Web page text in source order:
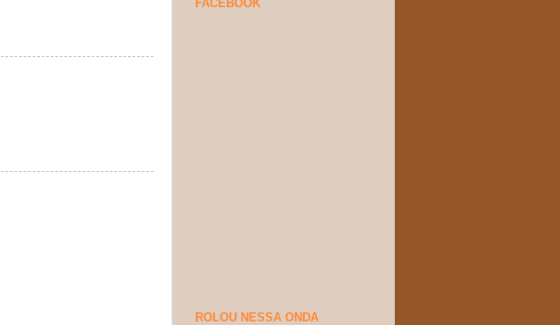
FACEBOOK
ROLOU NESSA ONDA